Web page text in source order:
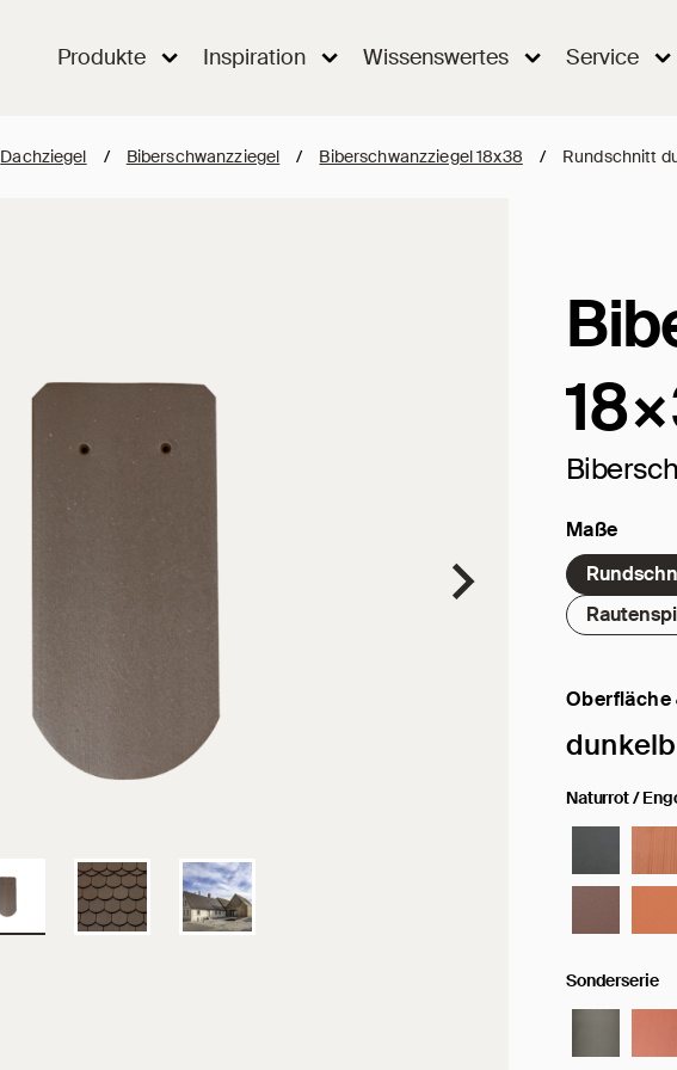
Produkte Inspiration Wissenswertes Service
Dachziegel / Biberschwanzziegel / Biberschwanzziegel 18x38 / Rundschnitt
Maße
Oberfläche
Naturrot /
Sonderserie